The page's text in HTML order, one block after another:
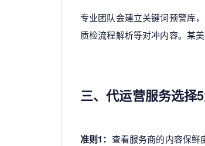
专业团队会建立关键词预警库
质检流程解析等对冲内容。某
三、代运营服务选择
准则1： 查看服务商的内容保鲜